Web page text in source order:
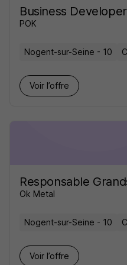
Business
POK
Nogent-sur-Seine - 10
Voir l’offre
Responsable
Ok Metal
Nogent-sur-Seine - 10
Voir l’offre